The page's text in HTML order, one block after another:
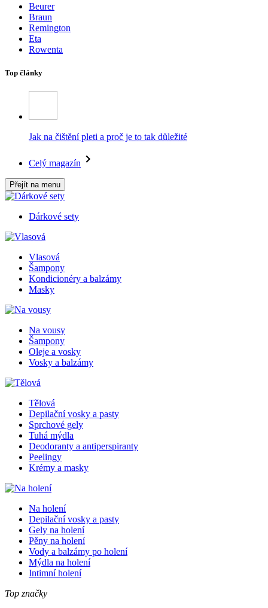
Beurer
Braun
Remington
Eta
Rowenta
Top články
Jak na čištění pleti a proč je to tak důležité
Celý magazín
Přejít na menu
Dárkové sety
Vlasová
Šampony
Kondicionéry a balzámy
Masky
Na vousy
Šampony
Oleje a vosky
Vosky a balzámy
Tělová
Depilační vosky a pasty
Sprchové gely
Tuhá mýdla
Deodoranty a antiperspiranty
Peelingy
Krémy a masky
Na holení
Depilační vosky a pasty
Gely na holení
Pěny na holení
Vody a balzámy po holení
Mýdla na holení
Intimní holení
Top značky